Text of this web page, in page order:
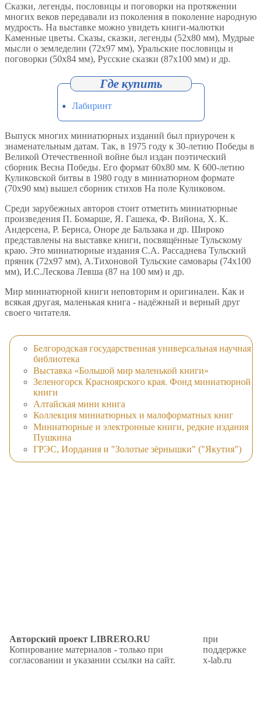
Сказки, легенды, пословицы и поговорки на протяжении
многих веков передавали из поколения в поколение народную
мудрость. На выставке можно увидеть книги-малютки
Каменные цветы. Сказы, сказки, легенды (52х80 мм), Мудрые
мысли о земледелии (72х97 мм), Уральские пословицы и
поговорки (50х84 мм), Русские сказки (87х100 мм) и др.
Лабиринт
Выпуск многих миниатюрных изданий был приурочен к
знаменательным датам. Так, в 1975 году к 30-летию Победы в
Великой Отечественной войне был издан поэтический
сборник Весна Победы. Его формат 60х80 мм. К 600-летию
Куликовской битвы в 1980 году в миниатюрном формате
(70х90 мм) вышел сборник стихов На поле Куликовом.
Среди зарубежных авторов стоит отметить миниатюрные
произведения П. Бомарше, Я. Гашека, Ф. Вийона, Х. К.
Андерсена, Р. Бернса, Оноре де Бальзака и др. Широко
представлены на выставке книги, посвящённые Тульскому
краю. Это миниатюрные издания С.А. Рассаднева Тульский
пряник (72х97 мм), А.Тихоновой Тульские самовары (74х100
мм), И.С.Лескова Левша (87 на 100 мм) и др.
Мир миниатюрной книги неповторим и оригинален. Как и
всякая другая, маленькая книга - надёжный и верный друг
своего читателя.
Белгородская государственная универсальная научная
библиотека
Выставка «Большой мир маленькой книги»
Зеленогорск Красноярского края. Фонд миниатюрной
книги
Алтайская мини книга
Коллекция миниатюрных и малоформатных книг
Миниатюрные и электронные книги, редкие издания
Пушкина
ГРЭС, Иордания и "Золотые зёрнышки" ("Якутия")
Авторский проект LIBRERO.RU
Копирование материалов - только при
согласовании и указании ссылки на сайт.
при
поддержке
x-lab.ru